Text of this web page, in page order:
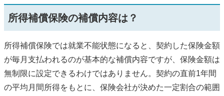
所得補償保険の補償内容は？
所得補償保険では就業不能状態になると、契約した保険金額
が毎月支払われるのが基本的な補償内容ですが、保険金額は
無制限に設定できるわけではありません。契約の直前1年間
の平均月間所得をもとに、保険会社が決めた一定割合の範囲